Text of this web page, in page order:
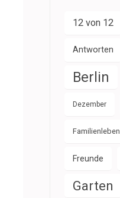
12 von 12
Antworten
Berlin
Dezember
Familienleben
Freunde
Garten